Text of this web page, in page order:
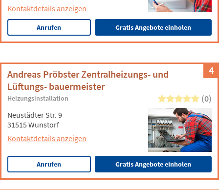
Kontaktdetails anzeigen
Anrufen Gratis Angebote einholen
4
Andreas Pröbster Zentralheizungs- und
Lüftungs- bauermeister
Heizungsinstallation (0)
Neustädter Str. 9
31515 Wunstorf
Kontaktdetails anzeigen
Anrufen Gratis Angebote einholen